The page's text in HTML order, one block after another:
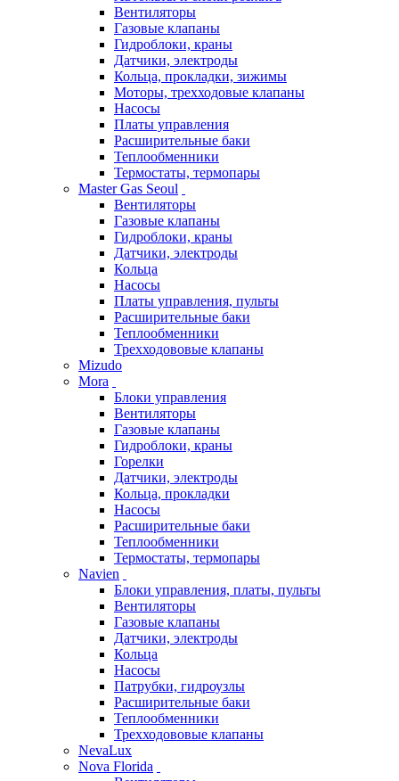
Вентиляторы
Газовые клапаны
Гидроблоки, краны
Датчики, электроды
Кольца, прокладки, зижимы
Моторы, трехходовые клапаны
Насосы
Платы управления
Расширительные баки
Теплообменники
Термостаты, термопары
Master Gas Seoul
Вентиляторы
Газовые клапаны
Гидроблоки, краны
Датчики, электроды
Кольца
Насосы
Платы управления, пульты
Расширительные баки
Теплообменники
Трехходововые клапаны
Mizudo
Mora
Блоки управления
Вентиляторы
Газовые клапаны
Гидроблоки, краны
Горелки
Датчики, электроды
Кольца, прокладки
Насосы
Расширительные баки
Теплообменники
Термостаты, термопары
Navien
Блоки управления, платы, пульты
Вентиляторы
Газовые клапаны
Датчики, электроды
Кольца
Насосы
Патрубки, гидроузлы
Расширительные баки
Теплообменники
Трехходововые клапаны
NevaLux
Nova Florida